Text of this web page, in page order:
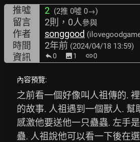
推噓 2 (2推 0噓 0→)
留言 2則，0人參與
作者 songgood
時間 2年前 (2024/04/18 13:59)
資訊 0 image1 link0
內容預覽:
之前看一個好像叫人祖傳的.
的故事. 人祖遇到一個獸人. 幫
感激他要送他一只蠱蟲. 左手
蠱. 人祖說他可以看一下後在